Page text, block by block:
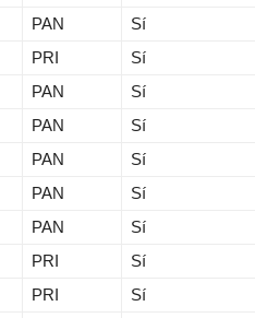
PAN
Sí
PRI
Sí
PAN
Sí
PAN
Sí
PAN
Sí
PAN
Sí
PAN
Sí
PRI
Sí
PRI
Sí